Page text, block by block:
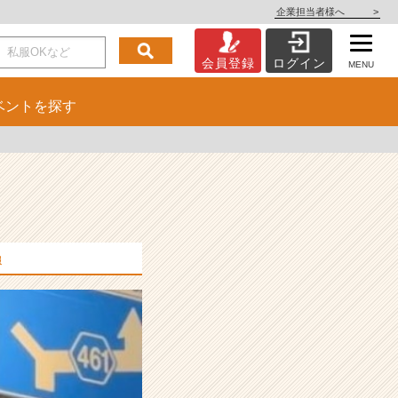
企業担当者様へ >
会員登録 ログイン MENU
ント を探す